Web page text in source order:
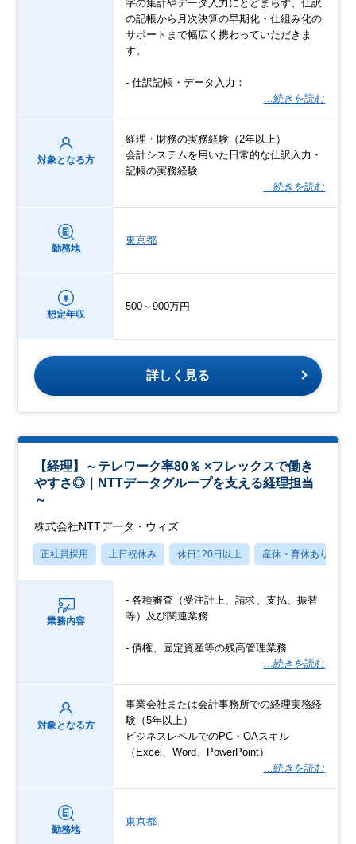
字の集計やデータ入力にとどまらず、仕訳
の記帳から月次決算の早期化・仕組み化の
サポートまで幅広く携わっていただきま
す。
- 仕訳記帳・データ入力：
…続きを読む
対象となる方
経理・財務の実務経験（2年以上）
会計システムを用いた日常的な仕訳入力・
記帳の実務経験
…続きを読む
勤務地
東京都
想定年収
500～900万円
詳しく見る
【経理】～テレワーク率80％ ×フレックスで働き
やすさ◎｜NTTデータグループを支える経理担当
～
株式会社NTTデータ・ウィズ
正社員採用 土日祝休み 休日120日以上 産休・育休あり
業務内容
- 各種審査（受注計上、請求、支払、振替
等）及び関連業務
- 債権、固定資産等の残高管理業務
…続きを読む
対象となる方
事業会社または会計事務所での経理実務経
験（5年以上）
ビジネスレベルでのPC・OAスキル
（Excel、Word、PowerPoint）
…続きを読む
勤務地
東京都